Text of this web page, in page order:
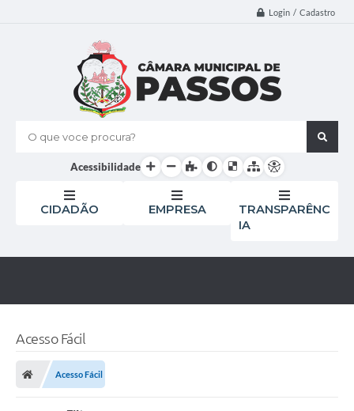
Login / Cadastro
O que voce procura?
Acessibilidade
CIDADÃO EMPRESA
TRANSPARÊNC
IA
Acesso Fácil
Acesso Fácil